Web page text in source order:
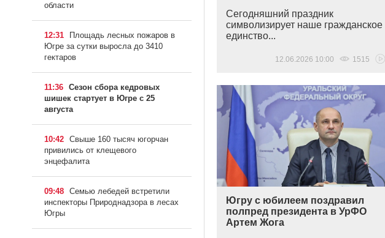
Сегодняшний праздник
символизирует наше гражданское
единство...
12.06.2026 10:00 1515
Югру с юбилеем поздравил
полпред президента в УрФО
Артем Жога
области
12:31
Площадь лесных пожаров в
Югре за сутки выросла до 3410
гектаров
11:36 Сезон сбора кедровых
шишек стартует в Югре с 25
августа
10:42 Свыше 160 тысяч югорчан
привились от клещевого
энцефалита
09:48 Семью лебедей встретили
инспекторы Природнадзора в лесах
Югры